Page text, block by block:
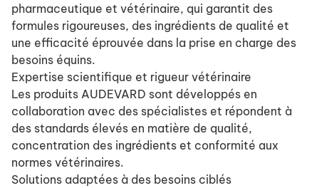
pharmaceutique et vétérinaire, qui garantit des
formules rigoureuses, des ingrédients de qualité et
une efficacité éprouvée dans la prise en charge des
besoins équins.
Expertise scientifique et rigueur vétérinaire
Les produits AUDEVARD sont développés en
collaboration avec des spécialistes et répondent à
des standards élevés en matière de qualité,
concentration des ingrédients et conformité aux
normes vétérinaires.
Solutions adaptées à des besoins ciblés